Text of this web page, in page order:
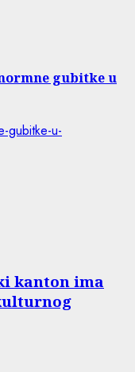
gubitke u
kanton ima